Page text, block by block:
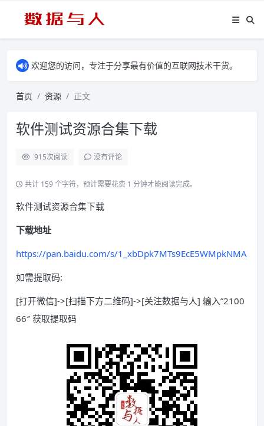
欢迎您的访问，专注于分享最有价值的互联网技术干货。
首页 资源 正文
软件测试资源合集下载
915次阅读 没有评论
共计 159 个字符，预计需要花费 1 分钟才能阅读完成。
软件测试资源合集下载
下载地址
https://pan.baidu.com/s/1_xbDpk7MTs9EcE5WMpkNMA
如需提取码:
[打开微信]->[扫描下方二维码]->[关注数据与人] 输入”2100
66″ 获取提取码